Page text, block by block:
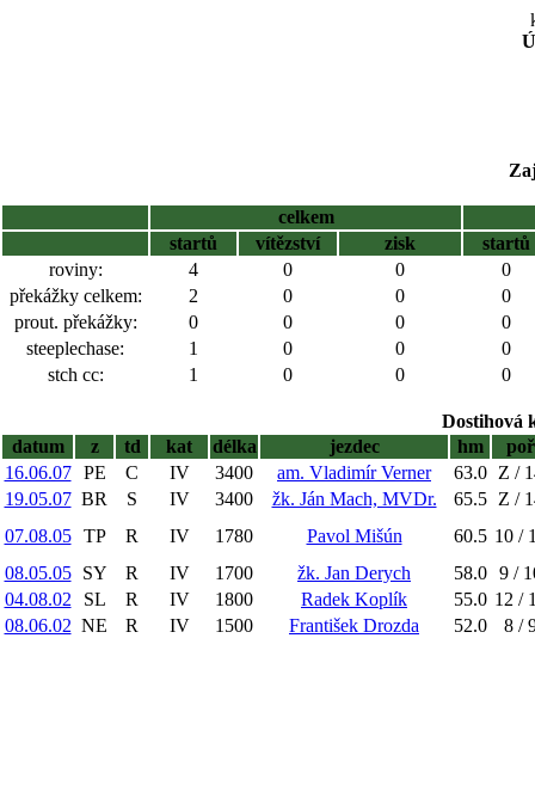
celkem
startů
vítězství zisk
startů
roviny:
4 0 0
0
překážky celkem:
2 0 0
0
prout. překážky:
0 0 0
0
steeplechase:
1 0 0
0
stch cc:
1 0 0 0
Dostihová
datum
z td kat délka jezdec hm
poř
16.06.07
PE C IV 3400 am. Vladimír Verner 63.0
Z /
19.05.07 BR S IV 3400 žk. Ján Mach, MVDr. 65.5
Z /
07.08.05
TP R IV 1780 Pavol Mišún 60.5 10 /
08.05.05
SY R IV 1700 žk. Jan Derych 58.0
9 /
04.08.02
SL R IV 1800 Radek Koplík 55.0 12 /
08.06.02 NE R IV 1500 František Drozda 52.0 8 /